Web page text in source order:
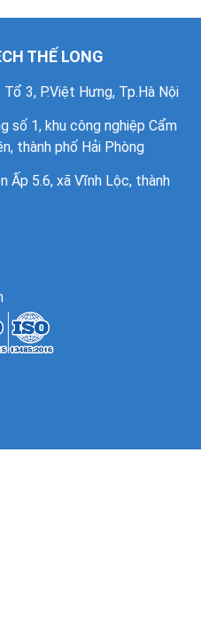
THẾ LONG
3, P.Việt Hưng, Tp.Hà Nội
số 1, khu công nghiệp Cẩm
thành phố Hải Phòng
Ấp 5.6, xã Vĩnh Lộc, thành